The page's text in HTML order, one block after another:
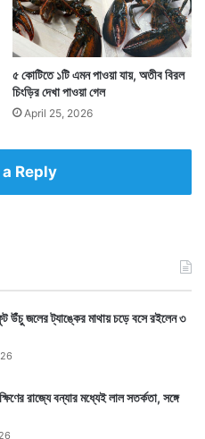
অনুষ্ঠানে মাস্টার ডিগ্রি
সমাবর্তনের বিশেষ
৫ কোটিতে ১টি এমন পাওয়া যায়, অতীব বিরল
চিংড়ির দেখা পাওয়া গেল
April 25, 2026
Reply
উঁচু জলের ট্যাঙ্কের মাথায় চড়ে বসে রইলেন ৩
রাজ্যে বন্যার মধ্যেই লাল সতর্কতা, সঙ্গে